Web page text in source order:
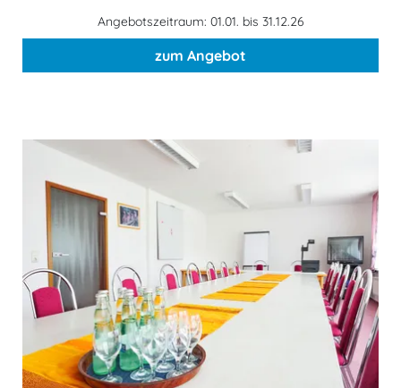
Angebotszeitraum: 01.01. bis 31.12.26
zum Angebot